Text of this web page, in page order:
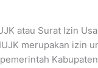
atau Surat Izin
merupakan izin